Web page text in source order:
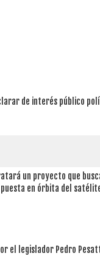
de interés público
un proyecto que
en órbita del satélite
el legislador Pedro